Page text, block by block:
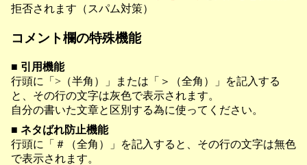
拒否されます（スパム対策）
コメント欄の特殊機能
■ 引用機能
行頭に「>（半角）」または「＞（全角）」を記入する
と、その行の文字は灰色で表示されます。
自分の書いた文章と区別する為に使ってください。
■ ネタばれ防止機能
行頭に「＃（全角）」を記入すると、その行の文字は無色
で表示されます。